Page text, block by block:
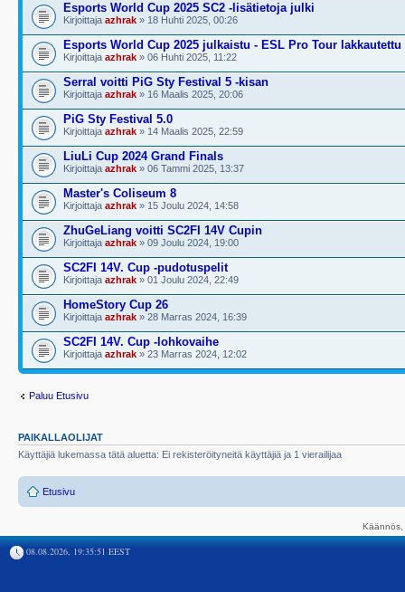
Esports World Cup 2025 SC2 -lisätietoja julki
Kirjoittaja azhrak » 18 Huhti 2025, 00:26
Esports World Cup 2025 julkaistu - ESL Pro Tour lakkautettu
Kirjoittaja azhrak » 06 Huhti 2025, 11:22
Serral voitti PiG Sty Festival 5 -kisan
Kirjoittaja azhrak » 16 Maalis 2025, 20:06
PiG Sty Festival 5.0
Kirjoittaja azhrak » 14 Maalis 2025, 22:59
LiuLi Cup 2024 Grand Finals
Kirjoittaja azhrak » 06 Tammi 2025, 13:37
Master's Coliseum 8
Kirjoittaja azhrak » 15 Joulu 2024, 14:58
ZhuGeLiang voitti SC2FI 14V Cupin
Kirjoittaja azhrak » 09 Joulu 2024, 19:00
SC2FI 14V. Cup -pudotuspelit
Kirjoittaja azhrak » 01 Joulu 2024, 22:49
HomeStory Cup 26
Kirjoittaja azhrak » 28 Marras 2024, 16:39
SC2FI 14V. Cup -lohkovaihe
Kirjoittaja azhrak » 23 Marras 2024, 12:02
Paluu Etusivu
PAIKALLAOLIJAT
Käyttäjiä lukemassa tätä aluetta: Ei rekisteröityneitä käyttäjiä ja 1 vierailijaa
Etusivu
08.08.2026, 19:35:51 EEST